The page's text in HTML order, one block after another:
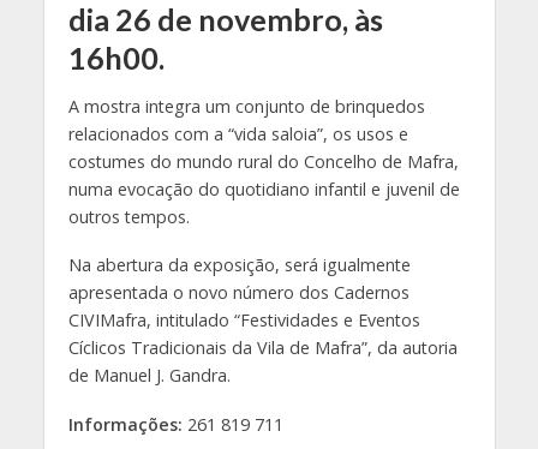
dia 26 de novembro, às
16h00.
A mostra integra um conjunto de brinquedos
relacionados com a “vida saloia”, os usos e
costumes do mundo rural do Concelho de Mafra,
numa evocação do quotidiano infantil e juvenil de
outros tempos.
Na abertura da exposição, será igualmente
apresentada o novo número dos Cadernos
CIVIMafra, intitulado “Festividades e Eventos
Cíclicos Tradicionais da Vila de Mafra”, da autoria
de Manuel J. Gandra.
Informações: 261 819 711